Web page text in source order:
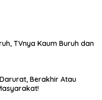
TVnya Kaum Buruh dan
Berakhir Atau